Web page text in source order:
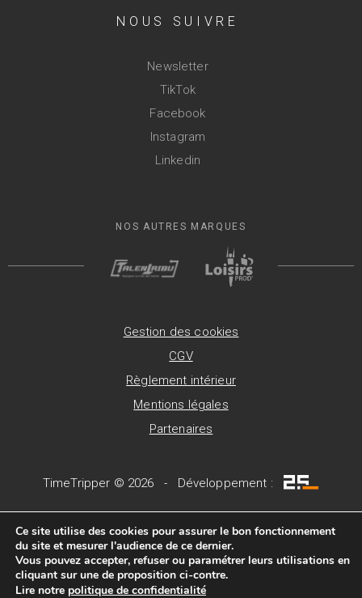
NOUS SUIVRE
Newsletter
TikTok
Facebook
Instagram
Linkedin
NOS AUTRES MARQUES
Gestion des cookies
CGV
Règlement intérieur
Mentions légales
Partenaires
TimeTripper © 2026 - Développement :
Ce site utilise des cookies pour assurer le bon fonctionnement
du site et mesurer l'audience de ce dernier.
Vous pouvez accepter, refuser ou paramétrer leurs utilisations en
cliquant sur une de proposition ci-contre.
Lire notre politique de confidentialité